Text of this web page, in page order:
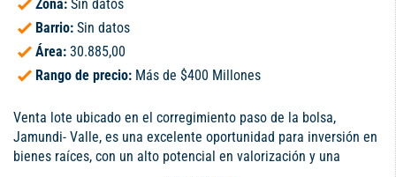
Zona: Sin datos
Barrio: Sin datos
Área: 30.885,00
Rango de precio: Más de $400 Millones
Venta lote ubicado en el corregimiento paso de la bolsa,
Jamundi- Valle, es una excelente oportunidad para inversión en
bienes raíces, con un alto potencial en valorización y una